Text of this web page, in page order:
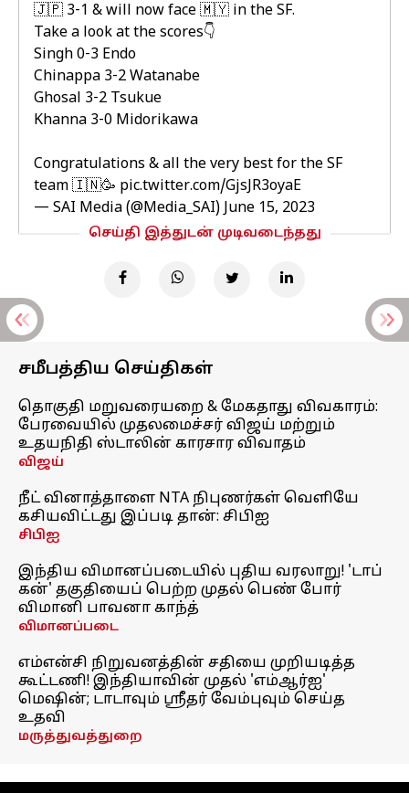
🇯🇵 3-1 & will now face 🇲🇾 in the SF.
Take a look at the scores👇
Singh 0-3 Endo
Chinappa 3-2 Watanabe
Ghosal 3-2 Tsukue
Khanna 3-0 Midorikawa
Congratulations & all the very best for the SF
team 🇮🇳🥳 pic.twitter.com/GjsJR3oyaE
— SAI Media (@Media_SAI) June 15, 2023
செய்தி இத்துடன் முடிவடைந்தது
சமீபத்திய செய்திகள்
தொகுதி மறுவரையறை & மேகதாது விவகாரம்:
பேரவையில் முதலமைச்சர் விஜய் மற்றும்
உதயநிதி ஸ்டாலின் காரசார விவாதம்
விஜய்
நீட் வினாத்தாளை NTA நிபுணர்கள் வெளியே
கசியவிட்டது இப்படி தான்: சிபிஐ
சிபிஐ
இந்திய விமானப்படையில் புதிய வரலாறு! 'டாப்
கன்' தகுதியைப் பெற்ற முதல் பெண் போர்
விமானி பாவனா காந்த்
விமானப்படை
எம்என்சி நிறுவனத்தின் சதியை முறியடித்த
கூட்டணி! இந்தியாவின் முதல் 'எம்ஆர்ஐ'
மெஷின்; டாடாவும் ஸ்ரீதர் வேம்புவும் செய்த
உதவி
மருத்துவத்துறை